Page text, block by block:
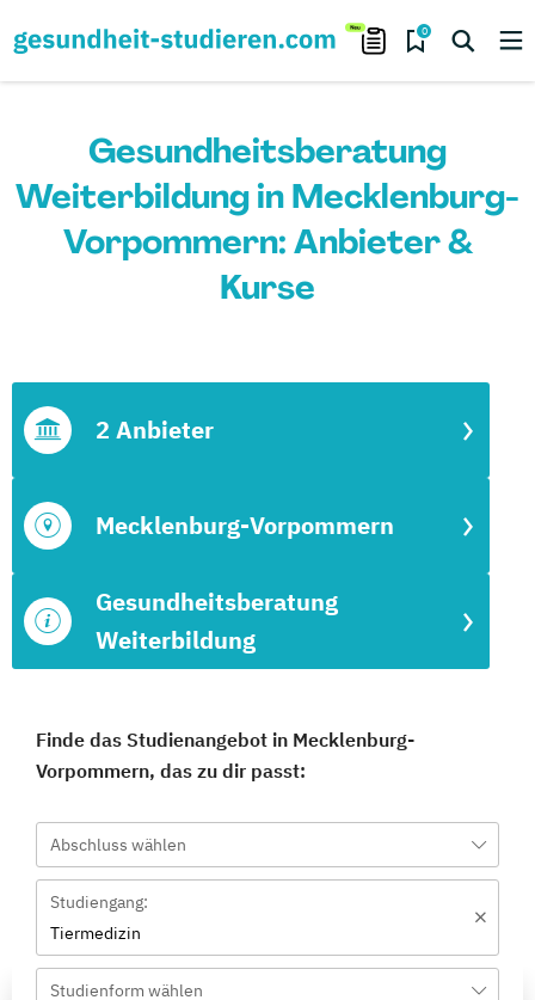
0
Gesundheitsberatung
Weiterbildung in Mecklenburg-
Vorpommern: Anbieter &
Kurse
Gesundheitsberatung
Weiterbildung
Mecklenburg-Vorpommern
2 Anbieter
Finde das Studienangebot in Mecklenburg-
Vorpommern, das zu dir passt:
Abschluss wählen
Studiengang:
Tiermedizin
Studienform wählen